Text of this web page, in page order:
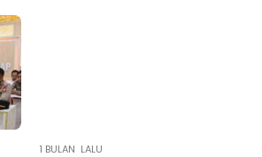
1 BULAN LALU